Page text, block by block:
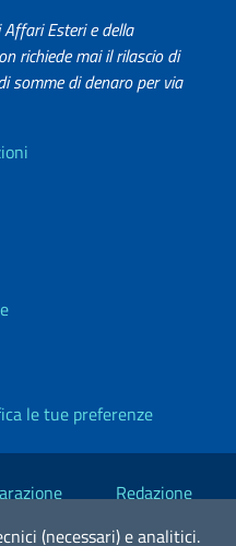
(necessari) e analitici.
Esteri e della
richiede mai il rilascio di
somme di denaro per via
le tue preferenze
Redazione